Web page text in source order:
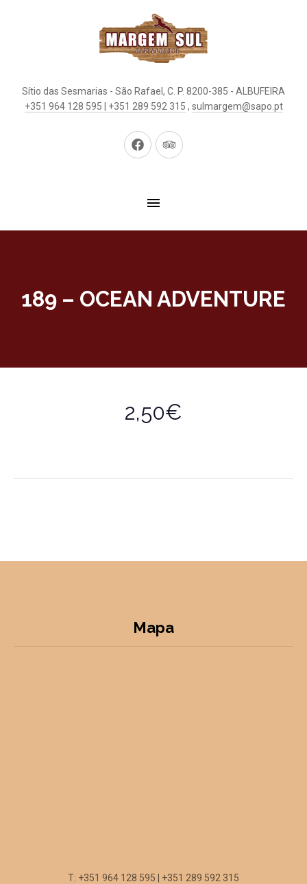
Sítio das Sesmarias - São Rafael, C. P. 8200-385 - ALBUFEIRA
+351 964 128 595 | +351 289 592 315 , sulmargem@sapo.pt
New
New
189 – OCEAN ADVENTURE
2,50€
Mapa
T: +351 964 128 595 | +351 289 592 315